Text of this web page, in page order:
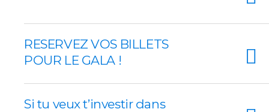
RESERVEZ VOS BILLETS
POUR LE GALA !
Si tu veux t’investir dans